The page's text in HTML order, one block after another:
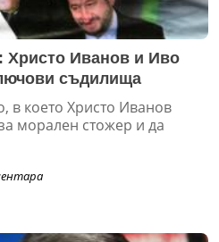
Христо Иванов и Иво
съдилища
в което Христо Иванов
морален стожер и да